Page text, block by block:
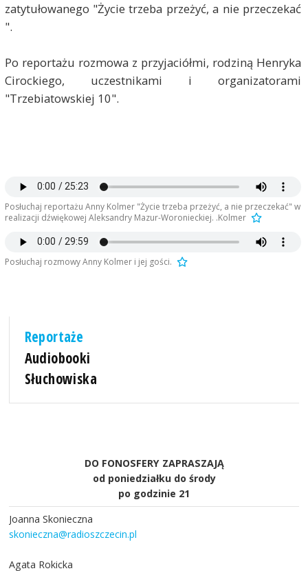
zatytułowanego "Życie trzeba przeżyć, a nie przeczekać
".
Po reportażu rozmowa z przyjaciółmi, rodziną Henryka
Cirockiego, uczestnikami i organizatorami
"Trzebiatowskiej 10".
Posłuchaj reportażu Anny Kolmer "Życie trzeba przeżyć, a nie przeczekać" w
realizacji dźwiękowej Aleksandry Mazur-Woronieckiej. .Kolmer
Posłuchaj rozmowy Anny Kolmer i jej gości.
Reportaże
Audiobooki
Słuchowiska
DO FONOSFERY ZAPRASZAJĄ
od poniedziałku do środy
po godzinie 21
Joanna Skonieczna
skonieczna@radioszczecin.pl
Agata Rokicka